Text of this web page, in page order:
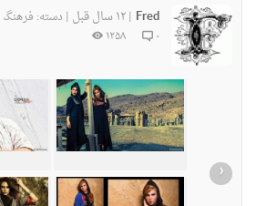
Fred
|۱۲ سال قبل | دسته: فرهنگ
۰
۱۲۵۸
‹